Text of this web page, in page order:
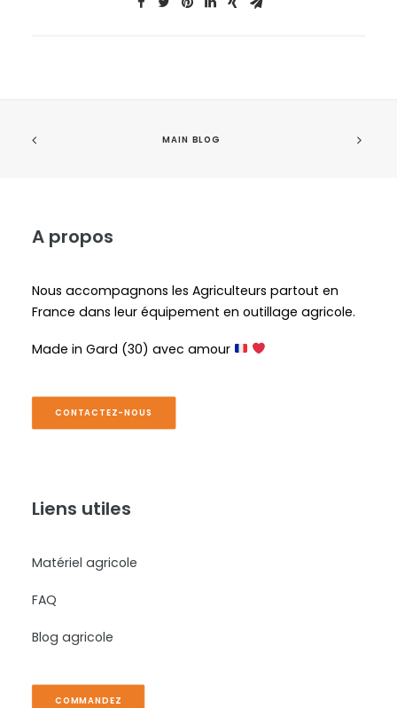
MAIN BLOG
A propos
Nous accompagnons les Agriculteurs partout en
France dans leur équipement en outillage agricole.
Made in Gard (30) avec amour
CONTACTEZ-NOUS
Liens utiles
Matériel agricole
FAQ
Blog agricole
COMMANDEZ